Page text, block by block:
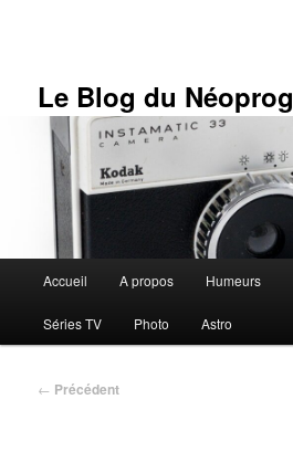
Le Blog du Néoprog
principal
Accueil A propos Humeurs
Séries TV Photo Astro
Navigation
← Précédent